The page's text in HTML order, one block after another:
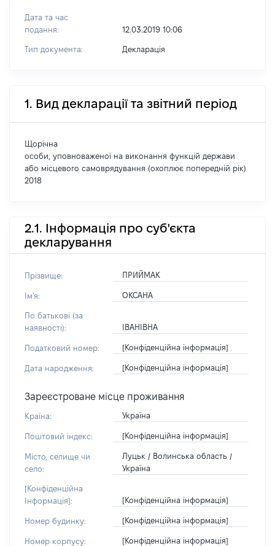
Дата та час
подання:
12.03.2019 10:06
Тип документа: Декларація
1. Вид декларації та звітний період
Щорічна
особи, уповноваженої на виконання функцій держави
або місцевого самоврядування (охоплює попередній рік)
2018
2.1. Інформація про суб'єкта
декларування
Прізвище: ПРИЙМАК
Ім'я: ОКСАНА
По батькові (за
наявності):
ІВАНІВНА
Податковий номер: [Конфіденційна інформація]
Дата народження: [Конфіденційна інформація]
Зареєстроване місце проживання
Країна: Україна
Поштовий індекс: [Конфіденційна інформація]
Місто, селище чи
село:
Луцьк / Волинська область /
Україна
[Конфіденційна
Інформація]:
[Конфіденційна інформація]
Номер будинку: [Конфіденційна інформація]
Номер корпусу: [Конфіденційна інформація]